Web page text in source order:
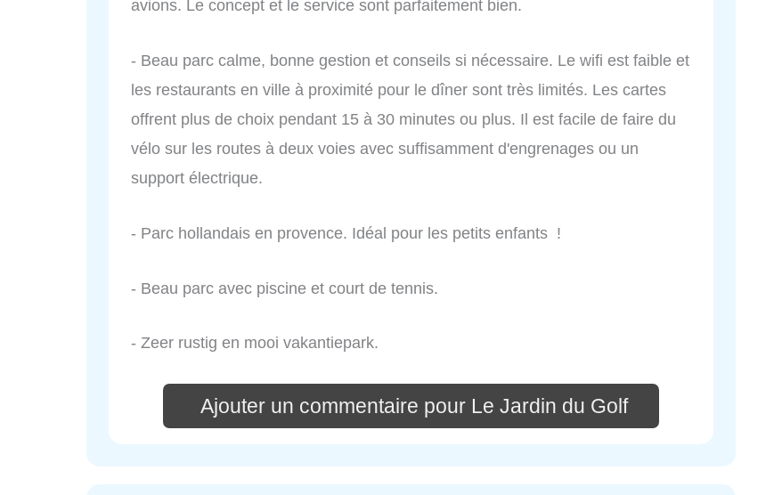
avions. Le concept et le service sont parfaitement bien.
- Beau parc calme, bonne gestion et conseils si nécessaire. Le wifi est faible et
les restaurants en ville à proximité pour le dîner sont très limités. Les cartes
offrent plus de choix pendant 15 à 30 minutes ou plus. Il est facile de faire du
vélo sur les routes à deux voies avec suffisamment d'engrenages ou un
support électrique.
- Parc hollandais en provence. Idéal pour les petits enfants !
- Beau parc avec piscine et court de tennis.
- Zeer rustig en mooi vakantiepark.
Ajouter un commentaire pour Le Jardin du Golf